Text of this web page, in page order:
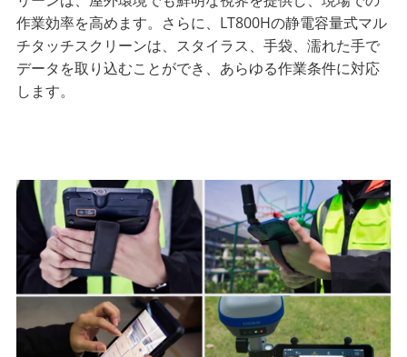
作業効率を高めます。さらに、LT800Hの静電容量式マル
チタッチスクリーンは、スタイラス、手袋、濡れた手で
データを取り込むことができ、あらゆる作業条件に対応
します。